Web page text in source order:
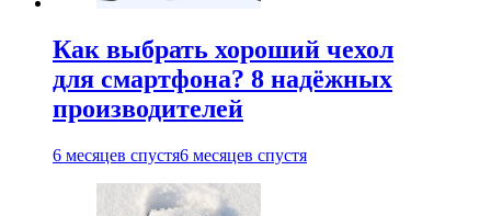
Как выбрать хороший чехол
для смартфона? 8 надёжных
производителей
6 месяцев спустя6 месяцев спустя